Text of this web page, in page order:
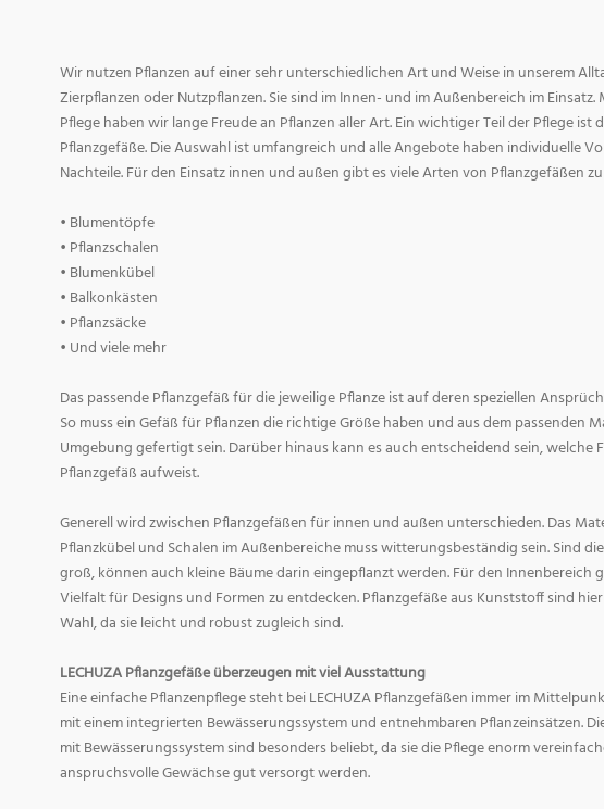
Wir nutzen Pflanzen auf einer sehr unterschiedlichen Art und Weise in unserem
Zierpflanzen oder Nutzpflanzen. Sie sind im Innen- und im Außenbereich im
Pflege haben wir lange Freude an Pflanzen aller Art. Ein wichtiger Teil der Pflege ist
Pflanzgefäße. Die Auswahl ist umfangreich und alle Angebote haben individuelle
Nachteile. Für den Einsatz innen und außen gibt es viele Arten von Pflanzgefäßen
• Blumentöpfe
• Pflanzschalen
• Blumenkübel
• Balkonkästen
• Pflanzsäcke
• Und viele mehr
Das passende Pflanzgefäß für die jeweilige Pflanze ist auf deren speziellen
So muss ein Gefäß für Pflanzen die richtige Größe haben und aus dem passenden
Umgebung gefertigt sein. Darüber hinaus kann es auch entscheidend sein, welche
Pflanzgefäß aufweist.
Generell wird zwischen Pflanzgefäßen für innen und außen unterschieden. Das
Pflanzkübel und Schalen im Außenbereiche muss witterungsbeständig sein. Sind
groß, können auch kleine Bäume darin eingepflanzt werden. Für den Innenbereich
Vielfalt für Designs und Formen zu entdecken. Pflanzgefäße aus Kunststoff sind
Wahl, da sie leicht und robust zugleich sind.
LECHUZA Pflanzgefäße überzeugen mit viel Ausstattung
Eine einfache Pflanzenpflege steht bei LECHUZA Pflanzgefäßen immer im
mit einem integrierten Bewässerungssystem und entnehmbaren Pflanzeinsätzen.
mit Bewässerungssystem sind besonders beliebt, da sie die Pflege enorm
anspruchsvolle Gewächse gut versorgt werden.